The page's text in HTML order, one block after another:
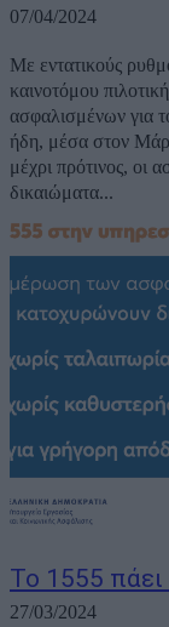
07/04/2024
Με εντατικούς
καινοτόμου
ασφαλισμένων για
ήδη, μέσα στον
μέχρι πρότινος, οι
δικαιώματα...
Το 1555 πάει
27/03/2024